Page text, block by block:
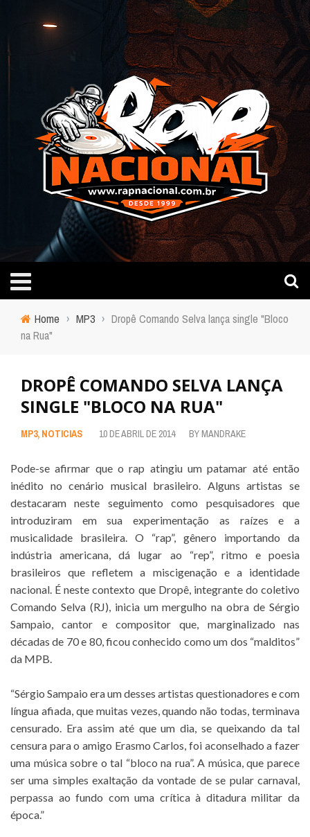
Home › MP3 › Dropê Comando Selva lança single "Bloco
na Rua"
DROPÊ COMANDO SELVA LANÇA
SINGLE "BLOCO NA RUA"
MP3, NOTICIAS 10 DE ABRIL DE 2014 BY MANDRAKE
Pode-se afirmar que o rap atingiu um patamar até então
inédito no cenário musical brasileiro. Alguns artistas se
destacaram neste seguimento como pesquisadores que
introduziram em sua experimentação as raízes e a
musicalidade brasileira. O “rap”, gênero importando da
indústria americana, dá lugar ao “rep”, ritmo e poesia
brasileiros que refletem a miscigenação e a identidade
nacional. É neste contexto que Dropê, integrante do coletivo
Comando Selva (RJ), inicia um mergulho na obra de Sérgio
Sampaio, cantor e compositor que, marginalizado nas
décadas de 70 e 80, ficou conhecido como um dos “malditos”
da MPB.
“Sérgio Sampaio era um desses artistas questionadores e com
língua afiada, que muitas vezes, quando não todas, terminava
censurado. Era assim até que um dia, se queixando da tal
censura para o amigo Erasmo Carlos, foi aconselhado a fazer
uma música sobre o tal “bloco na rua”. A música, que parece
ser uma simples exaltação da vontade de se pular carnaval,
perpassa ao fundo com uma crítica à ditadura militar da
época.”